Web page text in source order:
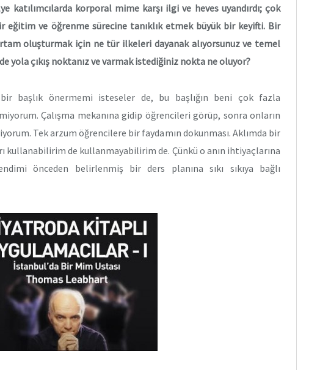
katılımcılarda korporal mime karşı ilgi ve heves uyandırdı; çok
ve öğrenme sürecine tanıklık etmek büyük bir keyifti. Bir
oluşturmak için ne tür ilkeleri dayanak alıyorsunuz ve temel
yola çıkış noktanız ve varmak istediğiniz nokta ne oluyor?
başlık önermemi isteseler de, bu başlığın beni çok fazla
Çalışma mekanına gidip öğrencileri görüp, sonra onların
Tek arzum öğrencilere bir faydamın dokunması. Aklımda bir
kullanabilirim de kullanmayabilirim de. Çünkü o anın ihtiyaçlarına
önceden belirlenmiş bir ders planına sıkı sıkıya bağlı